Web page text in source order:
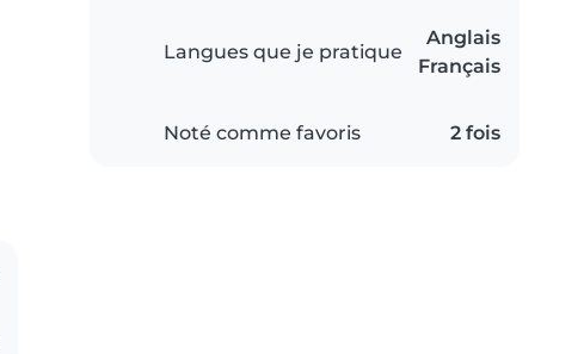
Langues que je pratique
Anglais
Français
Noté comme favoris 2 fois